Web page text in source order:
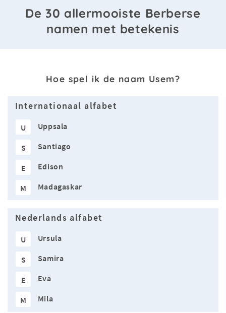
De 30 allermooiste Berberse
namen met betekenis
Hoe spel ik de naam Usem?
Internationaal alfabet
U Uppsala
S Santiago
E Edison
M Madagaskar
Nederlands alfabet
U Ursula
S Samira
E Eva
M Mila